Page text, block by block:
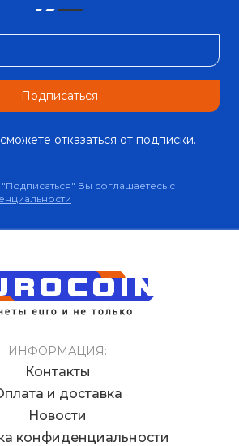
Подписаться
отказаться от подписки.
Вы соглашаетесь с
ИНФОРМАЦИЯ:
Контакты
и доставка
Новости
конфиденциальности